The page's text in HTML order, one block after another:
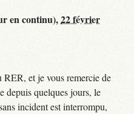
en continu),22 février
RER, et je vous remercie de
depuis quelques jours, le
incident est interrompu,